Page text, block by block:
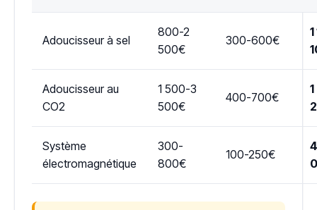
Adoucisseur à sel
800-2
500€
300-600€
Adoucisseur au
CO2
1 500-3
500€
400-700€
Système
électromagnétique
300-
800€
100-250€